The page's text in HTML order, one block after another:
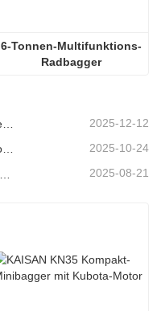
6-Tonnen-Multifunktions-
Radbagger
2025-12-12
KAISAN Machinery bekräftigt sein globales Support-Versprechen mit einer proaktiven technischen Mission in 2025-10-24
2025-08-21